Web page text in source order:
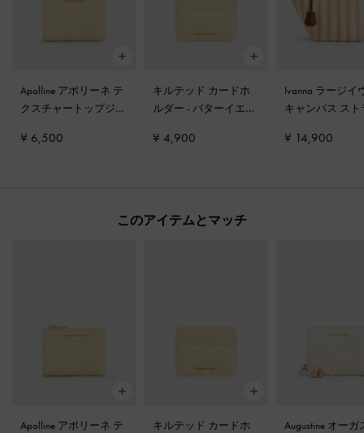
Apolline アポリーネ テ
クスチャートップジッ
イエロー
¥ 6,500
キルテッド カードホ
ルダー -バターイエロ
¥ 4,900
Ivanna ラージイ
キャンバス スト
ースコッチイエ
¥ 14,900
このアイテムとマッチ
Apolline アポリーネ テ
キルテッド カードホ
Augustine オー